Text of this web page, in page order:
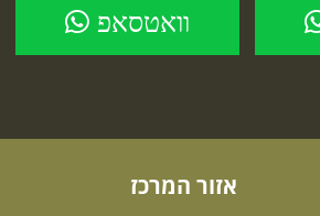
וואטסאפ
אזור המרכז